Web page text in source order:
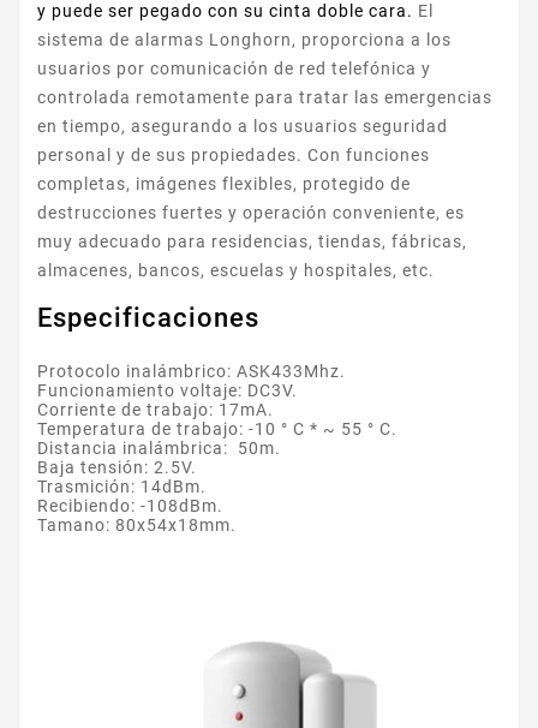
y puede ser pegado con su cinta doble cara. El
sistema de alarmas Longhorn, proporciona a los
usuarios por comunicación de red telefónica y
controlada remotamente para tratar las emergencias
en tiempo, asegurando a los usuarios seguridad
personal y de sus propiedades. Con funciones
completas, imágenes flexibles, protegido de
destrucciones fuertes y operación conveniente, es
muy adecuado para residencias, tiendas, fábricas,
almacenes, bancos, escuelas y hospitales, etc.
Especificaciones
Protocolo inalámbrico: ASK433Mhz.
Funcionamiento voltaje: DC3V.
Corriente de trabajo: 17mA.
Temperatura de trabajo: -10 ° C * ~ 55 ° C.
Distancia inalámbrica: 50m.
Baja tensión: 2.5V.
Trasmición: 14dBm.
Recibiendo: -108dBm.
Tamano: 80x54x18mm.